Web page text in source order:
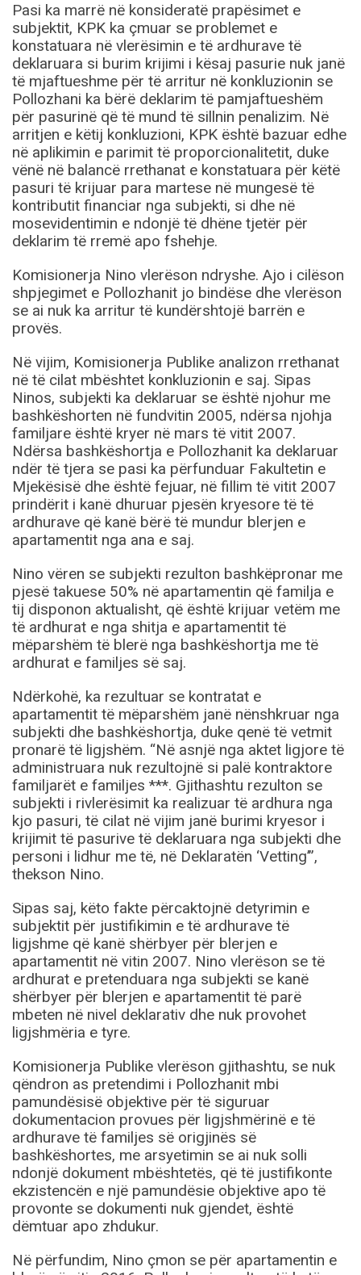
Pasi ka marrë në konsideratë prapësimet e
subjektit, KPK ka çmuar se problemet e
konstatuara në vlerësimin e të ardhurave të
deklaruara si burim krijimi i kësaj pasurie nuk janë
të mjaftueshme për të arritur në konkluzionin se
Pollozhani ka bërë deklarim të pamjaftueshëm
për pasurinë që të mund të sillnin penalizim. Në
arritjen e këtij konkluzioni, KPK është bazuar edhe
në aplikimin e parimit të proporcionalitetit, duke
vënë në balancë rrethanat e konstatuara për këtë
pasuri të krijuar para martese në mungesë të
kontributit financiar nga subjekti, si dhe në
mosevidentimin e ndonjë të dhëne tjetër për
deklarim të rremë apo fshehje.
Komisionerja Nino vlerëson ndryshe. Ajo i cilëson
shpjegimet e Pollozhanit jo bindëse dhe vlerëson
se ai nuk ka arritur të kundërshtojë barrën e
provës.
Në vijim, Komisionerja Publike analizon rrethanat
në të cilat mbështet konkluzionin e saj. Sipas
Ninos, subjekti ka deklaruar se është njohur me
bashkëshorten në fundvitin 2005, ndërsa njohja
familjare është kryer në mars të vitit 2007.
Ndërsa bashkëshortja e Pollozhanit ka deklaruar
ndër të tjera se pasi ka përfunduar Fakultetin e
Mjekësisë dhe është fejuar, në fillim të vitit 2007
prindërit i kanë dhuruar pjesën kryesore të të
ardhurave që kanë bërë të mundur blerjen e
apartamentit nga ana e saj.
Nino vëren se subjekti rezulton bashkëpronar me
pjesë takuese 50% në apartamentin që familja e
tij disponon aktualisht, që është krijuar vetëm me
të ardhurat e nga shitja e apartamentit të
mëparshëm të blerë nga bashkëshortja me të
ardhurat e familjes së saj.
Ndërkohë, ka rezultuar se kontratat e
apartamentit të mëparshëm janë nënshkruar nga
subjekti dhe bashkëshortja, duke qenë të vetmit
pronarë të ligjshëm. “Në asnjë nga aktet ligjore të
administruara nuk rezultojnë si palë kontraktore
familjarët e familjes ***. Gjithashtu rezulton se
subjekti i rivlerësimit ka realizuar të ardhura nga
kjo pasuri, të cilat në vijim janë burimi kryesor i
krijimit të pasurive të deklaruara nga subjekti dhe
personi i lidhur me të, në Deklaratën ‘Vetting’”,
thekson Nino.
Sipas saj, këto fakte përcaktojnë detyrimin e
subjektit për justifikimin e të ardhurave të
ligjshme që kanë shërbyer për blerjen e
apartamentit në vitin 2007. Nino vlerëson se të
ardhurat e pretenduara nga subjekti se kanë
shërbyer për blerjen e apartamentit të parë
mbeten në nivel deklarativ dhe nuk provohet
ligjshmëria e tyre.
Komisionerja Publike vlerëson gjithashtu, se nuk
qëndron as pretendimi i Pollozhanit mbi
pamundësisë objektive për të siguruar
dokumentacion provues për ligjshmërinë e të
ardhurave të familjes së origjinës së
bashkëshortes, me arsyetimin se ai nuk solli
ndonjë dokument mbështetës, që të justifikonte
ekzistencën e një pamundësie objektive apo të
provonte se dokumenti nuk gjendet, është
dëmtuar apo zhdukur.
Në përfundim, Nino çmon se për apartamentin e